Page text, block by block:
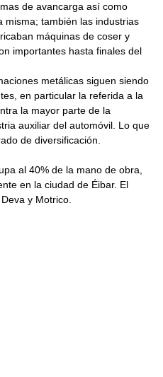
de avancarga así como
misma; también las industrias
máquinas de coser y
importantes hasta finales del
metálicas siguen siendo
en particular la referida a la
la mayor parte de la
auxiliar del automóvil. Lo que
de diversificación.
al 40% de la mano de obra,
en la ciudad de Éibar. El
y Motrico.